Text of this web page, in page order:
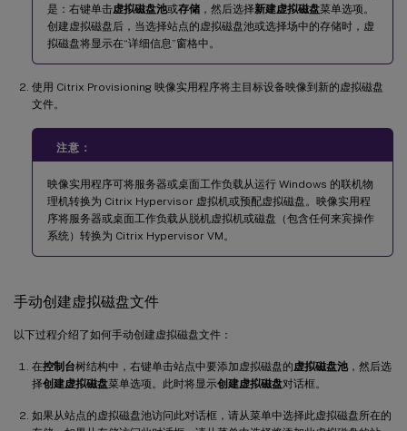
是：右键单击虚拟磁盘池或存储 ，然后选择新建虚拟磁盘菜单选项。
创建虚拟磁盘后，当选择站点的虚拟磁盘池或选择场中的存储时，虚
拟磁盘将显示在“详细信息”窗格中。
使用 Citrix Provisioning 映像实用程序将主目标设备映像到新的虚拟磁盘
文件。
注意：
映像实用程序可将服务器或桌面工作负载从运行 Windows 的联机物
理机转换为 Citrix Hypervisor 虚拟机或预配虚拟磁盘。映像实用程
序将服务器或桌面工作负载从脱机虚拟机或磁盘（包含任何来宾操作
系统）转换为 Citrix Hypervisor VM。
手动创建虚拟磁盘文件
以下过程介绍了如何手动创建虚拟磁盘文件：
在控制台树结构中，右键单击站点中要添加虚拟磁盘的虚拟磁盘池，然后选
择创建虚拟磁盘菜单选项。此时将显示创建虚拟磁盘对话框。
如果从站点的虚拟磁盘池访问此对话框，请从菜单中选择此虚拟磁盘所在的